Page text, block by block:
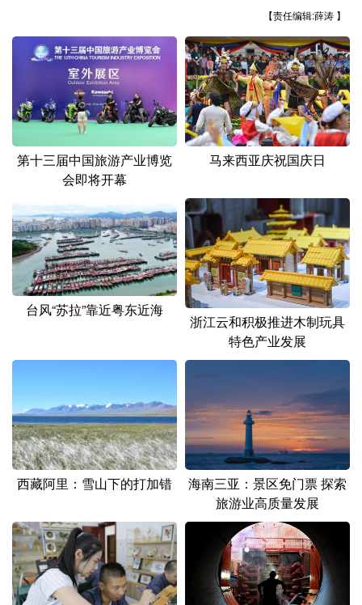
北京 天津 河北 山西
上海 江苏
浙江 安徽 福建 江西
山东 河南 湖北 湖南
广东
四川 贵州 云南 西藏
陕西 甘肃 青海 宁夏
新疆 内蒙古 黑龙江
Русский язык 日本語 한국어
Deutsch Português
【责任编辑:薛涛 】
第十三届中国旅游产业博览
会即将开幕
马来西亚庆祝国庆日
台风“苏拉”靠近粤东近海
浙江云和积极推进木制玩具
特色产业发展
西藏阿里：雪山下的打加错
海南三亚：景区免门票 探索
旅游业高质量发展